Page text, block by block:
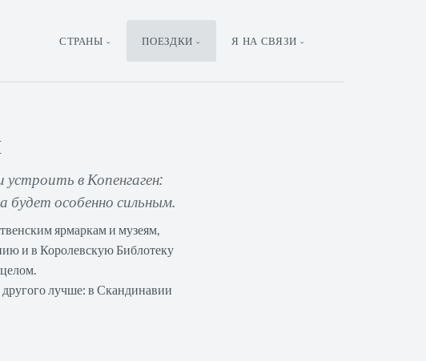
СТРАНЫ ПОЕЗДКИ Я НА СВЯЗИ
в Копенгаген:
будет особенно сильным.
ярмаркам и музеям,
и в Королевскую Библотеку
лучше: в Скандинавии